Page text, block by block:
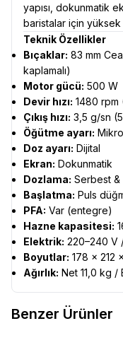
yapısı, dokunmatik
baristalar için yüksek
Teknik Özellikler
Bıçaklar: 83 mm
kaplamalı)
Motor gücü: 500 W
Devir hızı: 1480 rpm
Çıkış hızı: 3,5 g/sn
Öğütme ayarı:
Doz ayarı: Dijital
Ekran: Dokunmatik
Dozlama: Serbest &
Başlatma: Puls
PFA: Var (entegre)
Hazne kapasitesi:
Elektrik: 220–240 V
Boyutlar: 178 × 212
Ağırlık: Net 11,0 kg /
Benzer Ürünler